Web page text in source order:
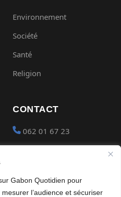
Gabon Quotidien pour
l’audience et sécuriser
Environnement
Société
Santé
Religion
CONTACT
062 01 67 23
Placer une Pub